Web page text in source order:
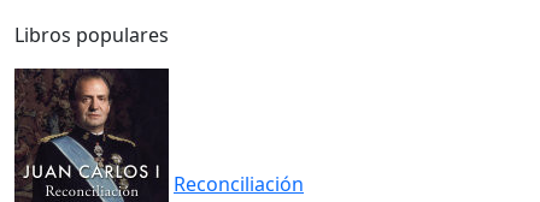
Libros populares
Reconciliación